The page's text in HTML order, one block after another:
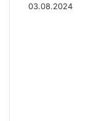
03.08.2024